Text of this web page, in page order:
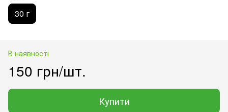
30 г
В наявності
150 грн/шт.
Купити